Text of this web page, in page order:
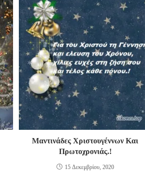
Μαντινάδες Χριστουγέννων Και
Πρωτοχρονιάς.!
15 Δεκεμβρίου, 2020